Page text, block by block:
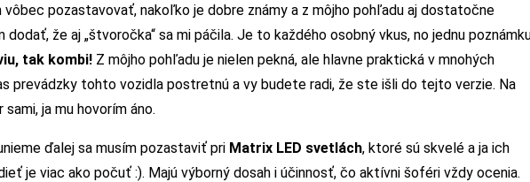
vôbec pozastavovať, nakoľko je dobre známy a z môjho pohľadu aj dostatočne
dodať, že aj „štvoročka“ sa mi páčila. Je to každého osobný vkus, no jednu
tak kombi! Z môjho pohľadu je nielen pekná, ale hlavne praktická v mnohých
prevádzky tohto vozidla postretnú a vy budete radi, že ste išli do tejto verzie. Na
ja mu hovorím áno.
ďalej sa musím pozastaviť pri Matrix LED svetlách, ktoré sú skvelé a ja ich
je viac ako počuť :). Majú výborný dosah i účinnosť, čo aktívni šoféri vždy ocenia.